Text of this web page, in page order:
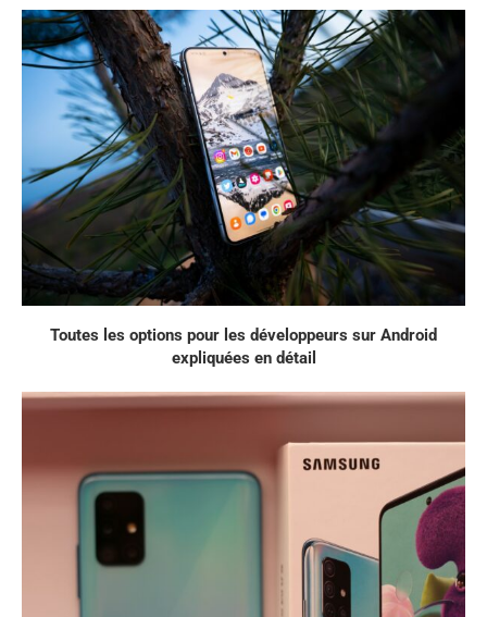
Toutes les options pour les développeurs sur Android
expliquées en détail